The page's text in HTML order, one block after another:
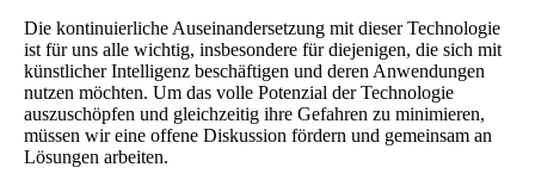
Die kontinuierliche Auseinandersetzung mit dieser Technologie
ist für uns alle wichtig, insbesondere für diejenigen, die sich mit
künstlicher Intelligenz beschäftigen und deren Anwendungen
nutzen möchten. Um das volle Potenzial der Technologie
auszuschöpfen und gleichzeitig ihre Gefahren zu minimieren,
müssen wir eine offene Diskussion fördern und gemeinsam an
Lösungen arbeiten.